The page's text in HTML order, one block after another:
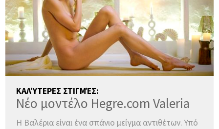
ΚΑΛΎΤΕΡΕΣ ΣΤΙΓΜΈΣ:
Νέο μοντέλο Hegre.com Valeria
Η Βαλέρια είναι ένα σπάνιο μείγμα αντιθέτων. Υπό